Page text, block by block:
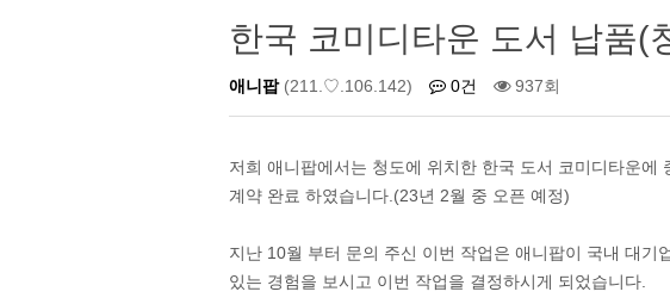
한국 코미디타운 도서 납품(
애니팝(211.♡.106.142) 0건 937회
저희 애니팝에서는 청도에 위치한 한국 도서 코미디타운에
계약 완료 하였습니다.(23년 2월 중 오픈 예정)
지난 10월 부터 문의 주신 이번 작업은 애니팝이 국내 대
있는 경험을 보시고 이번 작업을 결정하시게 되었습니다.